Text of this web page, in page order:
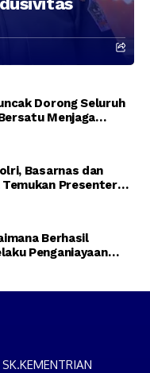
Dorong Seluruh
Menjaga
Basarnas dan
Presenter
Berhasil
Penganiayaan